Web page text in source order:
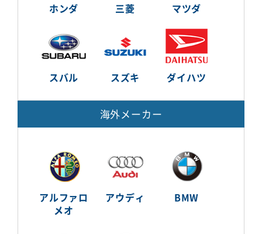
ホンダ 三菱 マツダ
スバル スズキ ダイハツ
海外メーカー
アルファロ
メオ
アウディ BMW